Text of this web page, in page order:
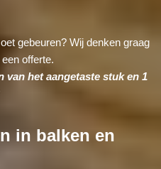
gebeuren? Wij denken graag
offerte.
van het aangetaste stuk en 1
in balken en